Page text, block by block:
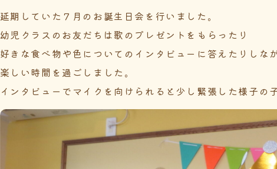
延期していた７月のお誕生日会を行いました。
幼児クラスのお友だちは歌のプレゼントをもらったり
好きな食べ物や色についてのインタビューに答えたりしな
楽しい時間を過ごしました。
インタビューでマイクを向けられると少し緊張した様子